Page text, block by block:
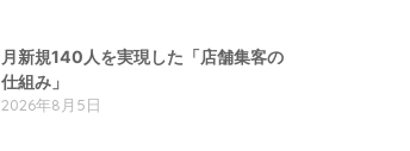
月新規140人を実現した「店舗集客の
仕組み」
2026年8月5日